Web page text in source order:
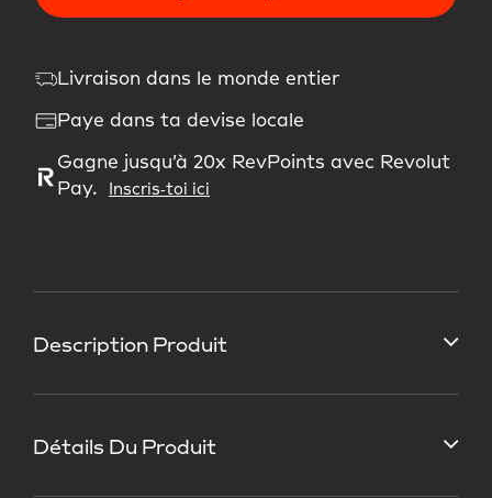
Description Produit
Détails Du Produit
Livraison dans le monde entier
Paye dans ta devise locale
Gagne jusqu’à 20x RevPoints avec Revolut
Pay.
Inscris‑toi ici